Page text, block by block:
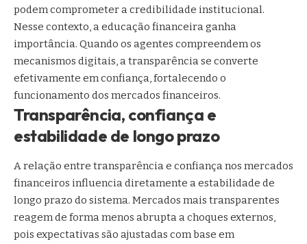
podem comprometer a credibilidade institucional.
Nesse contexto, a educação financeira ganha
importância. Quando os agentes compreendem os
mecanismos digitais, a transparência se converte
efetivamente em confiança, fortalecendo o
funcionamento dos mercados financeiros.
Transparência, confiança e
estabilidade de longo prazo
A relação entre transparência e confiança nos mercados
financeiros influencia diretamente a estabilidade de
longo prazo do sistema. Mercados mais transparentes
reagem de forma menos abrupta a choques externos,
pois expectativas são ajustadas com base em